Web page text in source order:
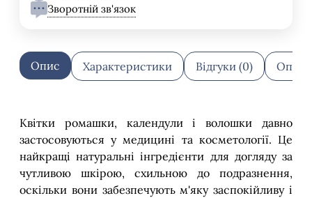
Зворотній зв'язок
Опис Характеристики Відгуки (0)
Квітки ромашки, календули і волошки давно
застосовуються у медицині та косметології. Це
найкращі натуральні інгредієнти для догляду за
чутливою шкірою, схильною до подразнення,
оскільки вони забезпечують м'яку заспокійливу і